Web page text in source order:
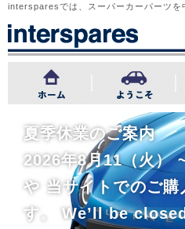
intersparesでは、スーパーカーパーツを
夏季休業のご案内
2026年8月11（火）
や 当サイトでのご
す。 We’ll be